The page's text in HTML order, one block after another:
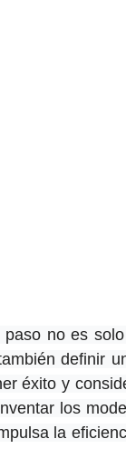
no es
definir
éxito y
los
la